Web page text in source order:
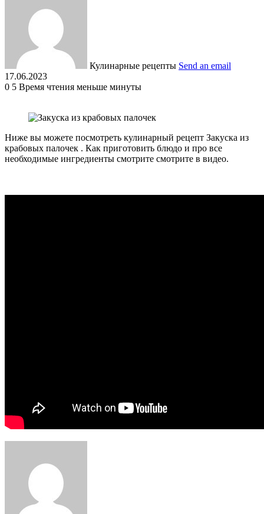
Кулинарные рецепты Send an email
17.06.2023
0 5 Время чтения меньше минуты
Ниже вы можете посмотреть кулинарный рецепт Закуска из
крабовых палочек . Как приготовить блюдо и про все
необходимые ингредиенты смотрите смотрите в видео.